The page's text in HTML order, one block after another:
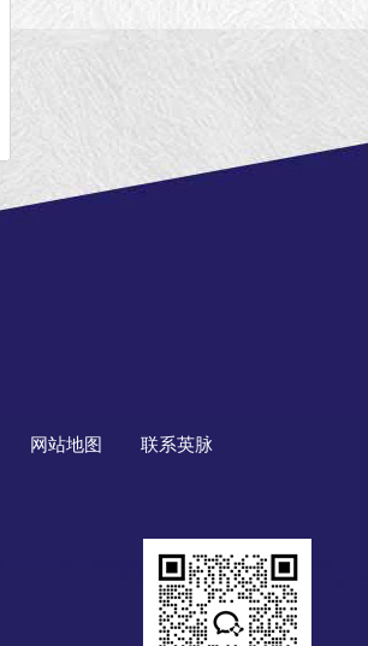
网站地图 联系英脉